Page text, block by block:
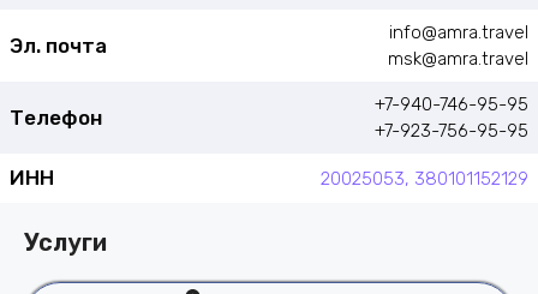
Эл. почта
info@amra.travel
msk@amra.travel
Телефон
+7-940-746-95-95
+7-923-756-95-95
ИНН 20025053, 380101152129
Услуги